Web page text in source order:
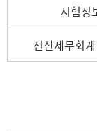
시험정
전산세무회